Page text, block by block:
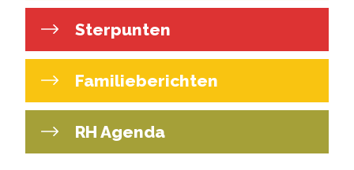
Sterpunten
Familieberichten
RH Agenda